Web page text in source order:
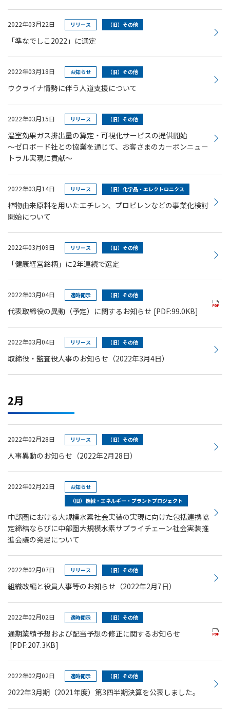
2022年03月22日 リリース （旧）その他
「準なでしこ2022」に選定
2022年03月18日 お知らせ （旧）その他
ウクライナ情勢に伴う人道支援について
2022年03月15日 リリース （旧）その他
温室効果ガス排出量の算定・可視化サービスの提供開始
～ゼロボード社との協業を通じて、お客さまのカーボンニュー
トラル実現に貢献～
2022年03月14日 リリース （旧）化学品・エレクトロニクス
植物由来原料を用いたエチレン、プロピレンなどの事業化検討
開始について
2022年03月09日 リリース （旧）その他
「健康経営銘柄」に2年連続で選定
2022年03月04日 適時開示 （旧）その他
代表取締役の異動（予定）に関するお知らせ [PDF:99.0KB]
2022年03月04日 リリース （旧）その他
取締役・監査役人事のお知らせ（2022年3月4日）
2月
2022年02月28日 リリース （旧）その他
人事異動のお知らせ（2022年2月28日）
2022年02月22日
お知らせ
（旧）機械・エネルギー・プラントプロジェクト
中部圏における大規模水素社会実装の実現に向けた包括連携協
定締結ならびに中部圏大規模水素サプライチェーン社会実装推
進会議の発足について
2022年02月07日 リリース （旧）その他
組織改編と役員人事等のお知らせ（2022年2月7日）
2022年02月02日 適時開示 （旧）その他
通期業績予想および配当予想の修正に関するお知らせ
[PDF:207.3KB]
2022年02月02日 適時開示 （旧）その他
2022年3月期（2021年度）第3四半期決算を公表しました。